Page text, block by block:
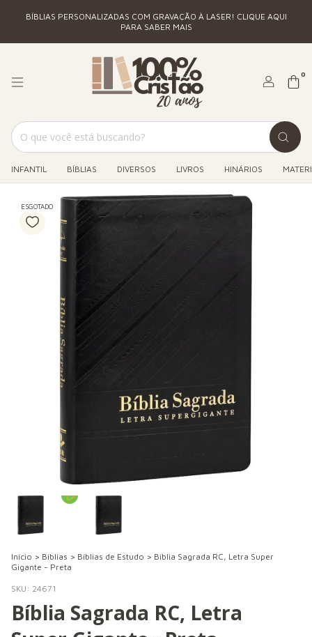
BÍBLIAS PERSONALIZADAS COM GRAVAÇÃO À LASER! CLIQUE AQUI
PARA SABER MAIS
0
INFANTIL BÍBLIAS DIVERSOS LIVROS HINÁRIOS
ESGOTADO
Início > Bíblias > Bíblias de Estudo > Bíblia Sagrada RC, Letra Super
Gigante - Preta
SKU: 24671
Bíblia Sagrada RC, Letra